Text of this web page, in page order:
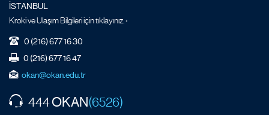
İSTANBUL
Kroki ve Ulaşım Bilgileri için tıklayınız. ›
0 (216) 677 16 30
0 (216) 677 16 47
okan@okan.edu.tr
444OKAN(6526)